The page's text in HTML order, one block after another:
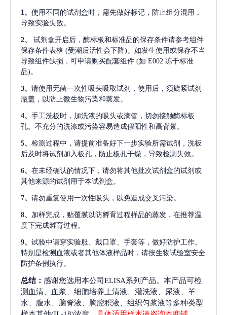
1、 使用不同的试剂盒时，需先做好标记，防止组分混用，
导致实验失败。
2、
试剂盒开启后，酶标板和标准品的保存条件请参考组件
保存条件表格 (受潮后活性会下降)。如发生使用或保存不当
导致组件缺损，可申请购买配套组件 (如 E002 冻干标准
品)。
3、 请使用无菌一次性吸头吸取试剂，使用后，须旋紧试剂
瓶盖，以防止微生物污染和蒸发。
4、 手工洗板时，加洗液的吸头或滴管，切勿接触酶标板
孔。不充分的洗涤或污染容易造成假阳性和高背景。
5、 检测过程中，请提前准备好下一步实验所需试剂，洗板
后及时将试剂加入板孔，防止板孔干燥，导致检测失效。
6、 在未经确认的情况下，请勿将其他批次试剂盒的试剂或
其他来源的试剂用于本试剂盒。
7、 请勿重复使用一次性吸头，以免造成交叉污染。
8、 加样完成，贴覆膜以防孵育过程样品的蒸发，在推荐温
度下完成孵育过程。
9、 试验中请穿实验服、戴口罩、手套等，做好防护工作。
特别是检测血液或者其他体液样品时，请按生物试验室安全
防护条例执行。
总结： 感谢您选用本公司ELISA系列产品。本产品可检
测血清、血浆、细胞培养上清液、灌洗液、尿液、羊
水、腹水、脑脊液、胸腔积液、组织匀浆液等多种类型